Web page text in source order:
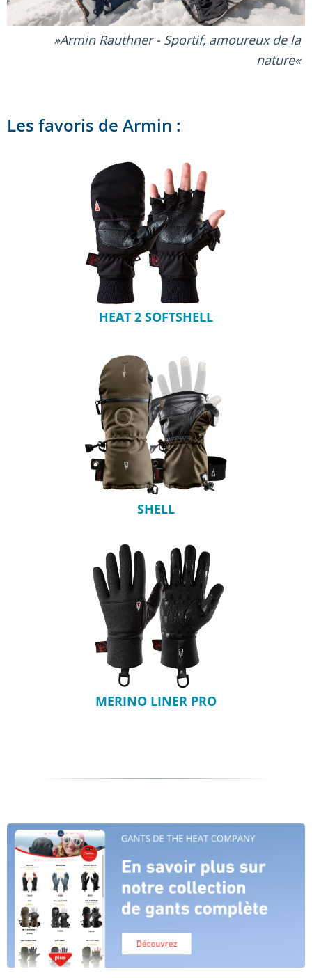
Armin Rauthner - Sportif, amoureux de la
nature
Les favoris de Armin :
HEAT 2 SOFTSHELL
SHELL
MERINO LINER PRO